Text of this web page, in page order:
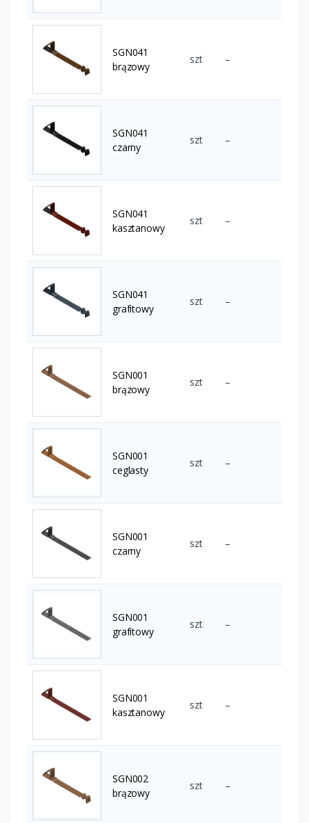
SGN041
brązowy
szt –
SGN041
czarny
szt –
SGN041
kasztanowy
szt –
SGN041
grafitowy
szt –
SGN001
brązowy
szt –
SGN001
ceglasty
szt –
SGN001
czarny
szt –
SGN001
grafitowy
szt –
SGN001
kasztanowy
szt –
SGN002
brązowy
szt –